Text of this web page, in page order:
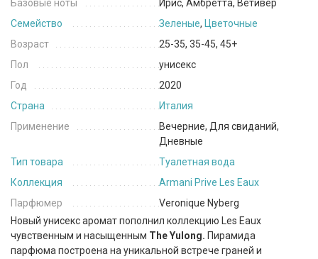
Базовые ноты
Ирис, Амбретта, Ветивер
Семейство
Зеленые, Цветочные
Возраст
25-35, 35-45, 45+
Пол
унисекс
Год
2020
Страна
Италия
Применение
Вечерние, Для свиданий,
Дневные
Тип товара
Туалетная вода
Коллекция
Armani Prive Les Eaux
Парфюмер
Veronique Nyberg
Новый унисекс аромат пополнил коллекцию Les Eaux
чувственным и насыщенным The Yulong. Пирамида
парфюма построена на уникальной встрече граней и